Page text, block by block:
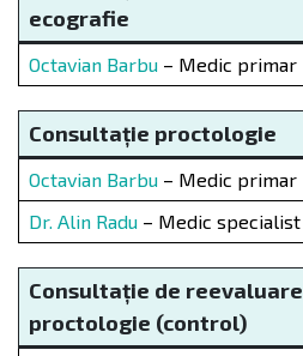
ecografie
Octavian Barbu – Medic primar
Consultație proctologie
Octavian Barbu – Medic primar
Dr. Alin Radu – Medic specialist
Consultație de reevaluare
proctologie (control)